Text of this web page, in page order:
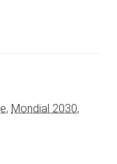
, Mondial 2030,